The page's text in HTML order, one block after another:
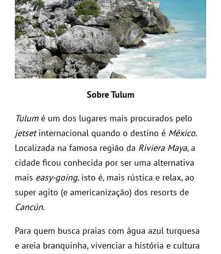
Sobre Tulum
Tulum é um dos lugares mais procurados pelo
jetsetinternacional quando o destino é México.
Localizada na famosa região da Riviera Maya, a
cidade ficou conhecida por ser uma alternativa
mais easy-going, isto é, mais rústica e relax, ao
super agito (e americanização) dos resorts de
Cancún.
Para quem busca praias com água azul turquesa
e areia branquinha, vivenciar a história e cultura